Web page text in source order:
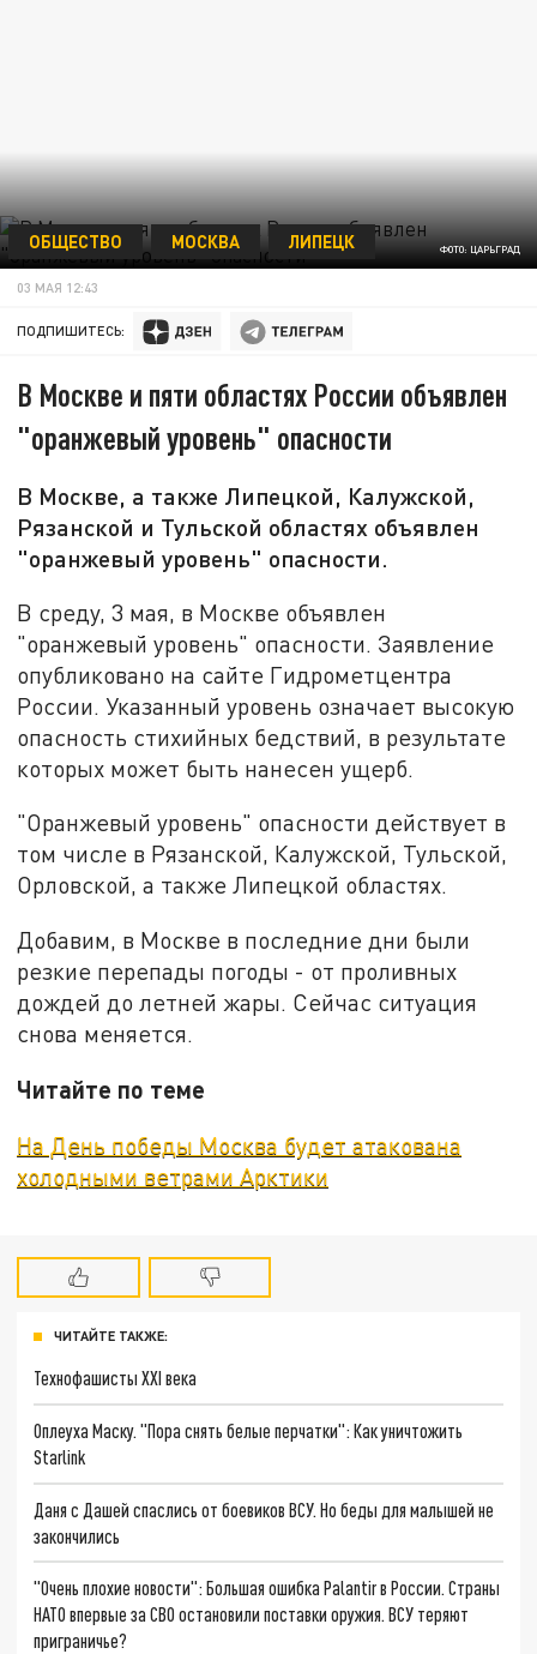
ФОТО: ЦАРЬГРАД
ОБЩЕСТВО МОСКВА ЛИПЕЦК
03 МАЯ 12:43
ПОДПИШИТЕСЬ:
В Москве и пяти областях России объявлен
"оранжевый уровень" опасности
В Москве, а также Липецкой, Калужской,
Рязанской и Тульской областях объявлен
"оранжевый уровень" опасности.
В среду, 3 мая, в Москве объявлен
"оранжевый уровень" опасности. Заявление
опубликовано на сайте Гидрометцентра
России. Указанный уровень означает высокую
опасность стихийных бедствий, в результате
которых может быть нанесен ущерб.
"Оранжевый уровень" опасности действует в
том числе в Рязанской, Калужской, Тульской,
Орловской, а также Липецкой областях.
Добавим, в Москве в последние дни были
резкие перепады погоды - от проливных
дождей до летней жары. Сейчас ситуация
снова меняется.
Читайте по теме
На День победы Москва будет атакована
холодными ветрами Арктики
ЧИТАЙТЕ ТАКЖЕ:
Технофашисты XXI века
Оплеуха Маску. "Пора снять белые перчатки": Как уничтожить
Starlink
Даня с Дашей спаслись от боевиков ВСУ. Но беды для малышей не
закончились
"Очень плохие новости": Большая ошибка Palantir в России. Страны
НАТО впервые за СВО остановили поставки оружия. ВСУ теряют
приграничье?